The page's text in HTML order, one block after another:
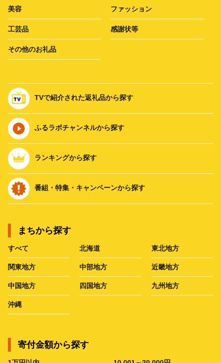
美容 ファッション
工芸品 感謝状等
その他のお礼品
TVで紹介された返礼品から探す
ふるラボチャンネルから探す
ランキングから探す
番組・特集・キャンペーンから探す
まちから探す
すべて 北海道 東北地方
関東地方 中部地方 近畿地方
中国地方 四国地方 九州地方
沖縄
寄付金額から探す